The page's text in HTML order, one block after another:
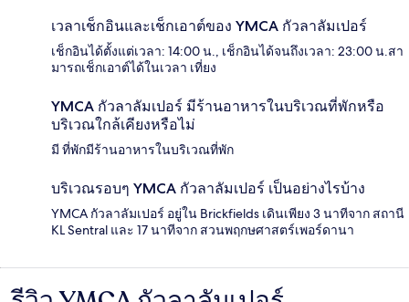
เวลาเช็กอินและเช็กเอาต์ของ YMCA กัวลาลัมเปอร์
เช็กอินได้ตั้งแต่เวลา: 14:00 น., เช็กอินได้จนถึงเวลา: 23:00 น.สา
มารถเช็กเอาต์ได้ในเวลา เที่ยง
YMCA กัวลาลัมเปอร์ มีร้านอาหารในบริเวณที่พักหรือ
บริเวณใกล้เคียงหรือไม่
มี ที่พักมีร้านอาหารในบริเวณที่พัก
บริเวณรอบๆ YMCA กัวลาลัมเปอร์ เป็นอย่างไรบ้าง
YMCA กัวลาลัมเปอร์ อยู่ใน Brickfields เดินเพียง 3 นาทีจาก สถานี
KL Sentral และ 17 นาทีจาก สวนพฤกษศาสตร์เพอร์ดานา